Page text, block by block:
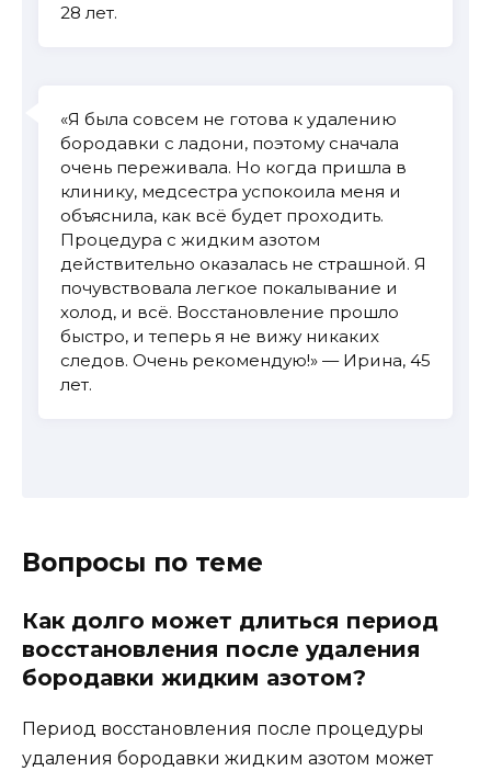
28 лет.
«Я была совсем не готова к удалению
бородавки с ладони, поэтому сначала
очень переживала. Но когда пришла в
клинику, медсестра успокоила меня и
объяснила, как всё будет проходить.
Процедура с жидким азотом
действительно оказалась не страшной. Я
почувствовала легкое покалывание и
холод, и всё. Восстановление прошло
быстро, и теперь я не вижу никаких
следов. Очень рекомендую!» — Ирина, 45
лет.
Вопросы по теме
Как долго может длиться период
восстановления после удаления
бородавки жидким азотом?
Период восстановления после процедуры
удаления бородавки жидким азотом может